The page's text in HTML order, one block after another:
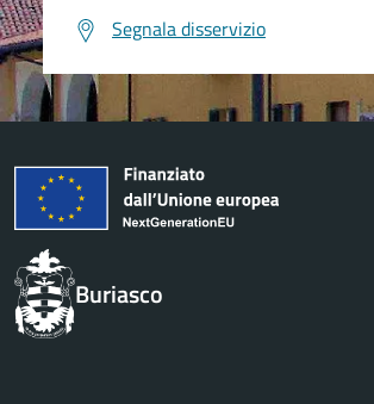
Segnala disservizio
Buriasco